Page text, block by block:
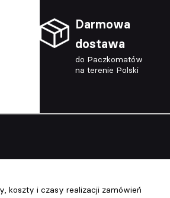
Darmowa
dostawa
do Paczkomatów
na terenie Polski
koszty i czasy realizacji zamówień